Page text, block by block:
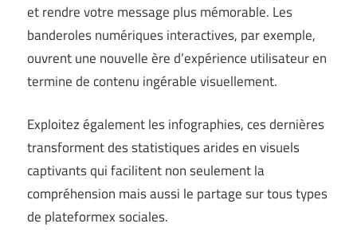
et rendre votre message plus mémorable. Les
banderoles numériques interactives, par exemple,
ouvrent une nouvelle ère d’expérience utilisateur en
termine de contenu ingérable visuellement.
Exploitez également les infographies, ces dernières
transforment des statistiques arides en visuels
captivants qui facilitent non seulement la
compréhension mais aussi le partage sur tous types
de plateformex sociales.